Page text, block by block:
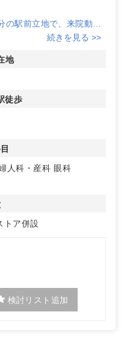
駅前立地で、来院動線
人口・就業人口は合計4
、服薬動線との親和性が
のため、専門性を活かし
セス
のアクセスが確保されて
膚科・眼科・婦人科など
合わせください。
続きを見る >>
地
徒歩
人科・産科 眼科
トア併設
検討リスト追加